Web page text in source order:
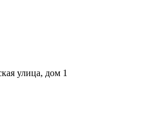
улица, дом 1